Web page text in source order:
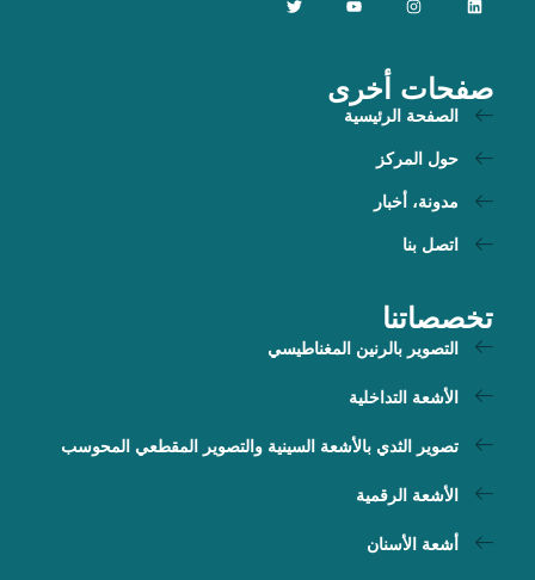
صفحات أخرى
الصفحة الرئيسية
حول المركز
مدونة، أخبار
اتصل بنا
تخصصاتنا
التصوير بالرنين المغناطيسي
الأشعة التداخلية
تصوير الثدي بالأشعة السينية والتصوير المقطعي المحوسب
الأشعة الرقمية
أشعة الأسنان